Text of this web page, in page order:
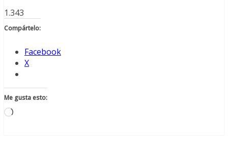
1.343
Compártelo:
Facebook
X
Me gusta esto:
Cargando...